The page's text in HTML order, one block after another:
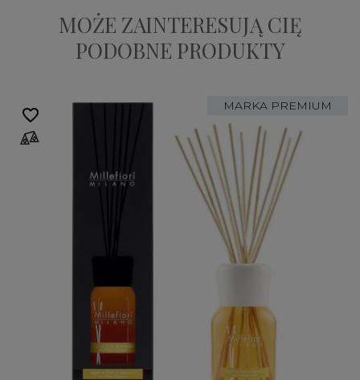
MOŻE ZAINTERESUJĄ CIĘ
PODOBNE PRODUKTY
MARKA PREMIUM
favorite_border